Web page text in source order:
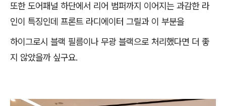
또한 도어패널 하단에서 리어 범퍼까지 이어지는 과감한 라
인이 특징인데 프론트 라디에이터 그릴과 이 부분을
하이그로시 블랙 필름이나 무광 블랙으로 처리했다면 더 좋
지 않았을까 싶구요.